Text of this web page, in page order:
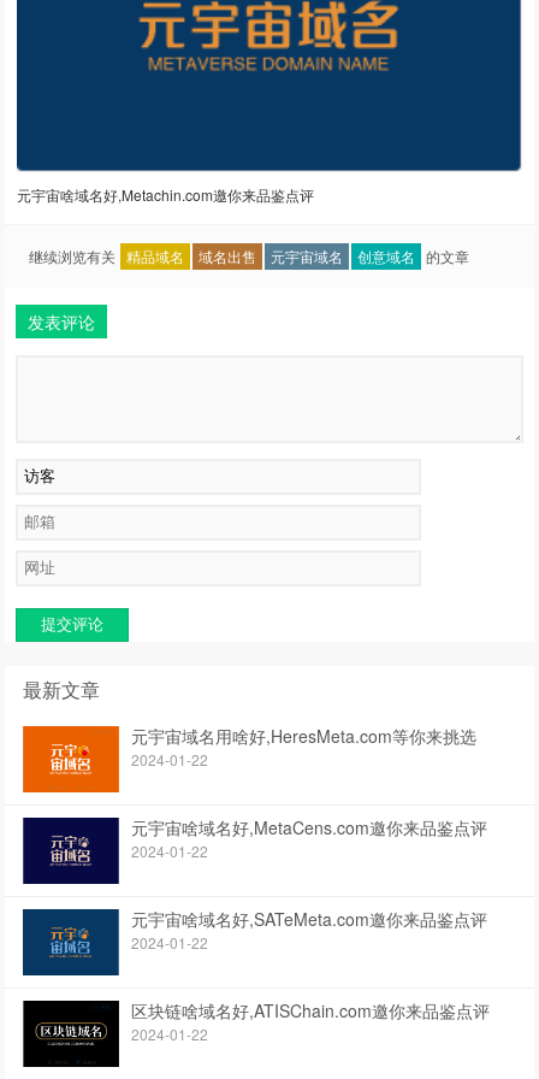
元宇宙啥域名好,Metachin.com邀你来品鉴点评
继续浏览有关 精品域名 域名出售 元宇宙域名 创意域名 的文章
发表评论
提交评论
最新文章
元宇宙域名用啥好,HeresMeta.com等你来挑选
2024-01-22
元宇宙啥域名好,MetaCens.com邀你来品鉴点评
2024-01-22
元宇宙啥域名好,SATeMeta.com邀你来品鉴点评
2024-01-22
区块链啥域名好,ATISChain.com邀你来品鉴点评
2024-01-22